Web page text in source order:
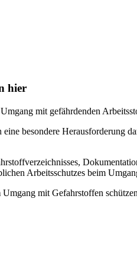
hier
mit gefährdenden
besondere Herausforderung
Arbeitsschutzes beim
mit Gefahrstoffen